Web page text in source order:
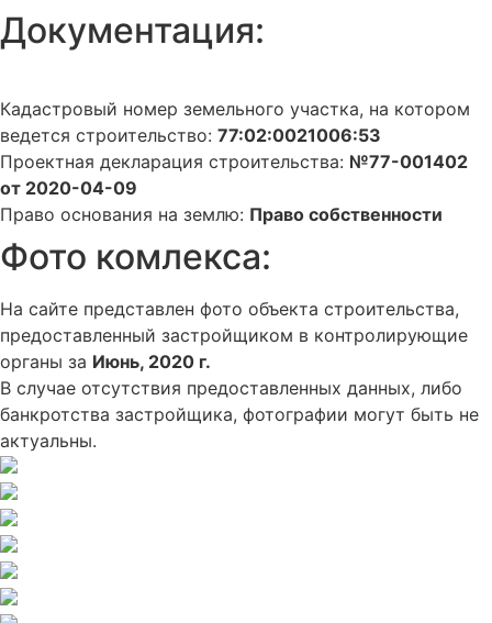
Документация:
Кадастровый номер земельного участка, на котором
ведется строительство: 77:02:0021006:53
Проектная декларация строительства: №77-001402
от 2020-04-09
Право основания на землю: Право собственности
Фото комлекса:
На сайте представлен фото объекта строительства,
предоставленный застройщиком в контролирующие
органы за Июнь, 2020 г.
В случае отсутствия предоставленных данных, либо
банкротства застройщика, фотографии могут быть не
актуальны.